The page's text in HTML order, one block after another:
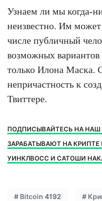
Узнаем ли мы когда-
неизвестно. Им
числе публичный
возможных
только Илона Маска.
непричастность к
Твиттере.
ПОДПИСЫВАЙТЕСЬ НА НАШ
ЗАРАБАТЫВАЮТ НА
УИНКЛВОСС И САТОШИ
# Bitcoin 4192 #